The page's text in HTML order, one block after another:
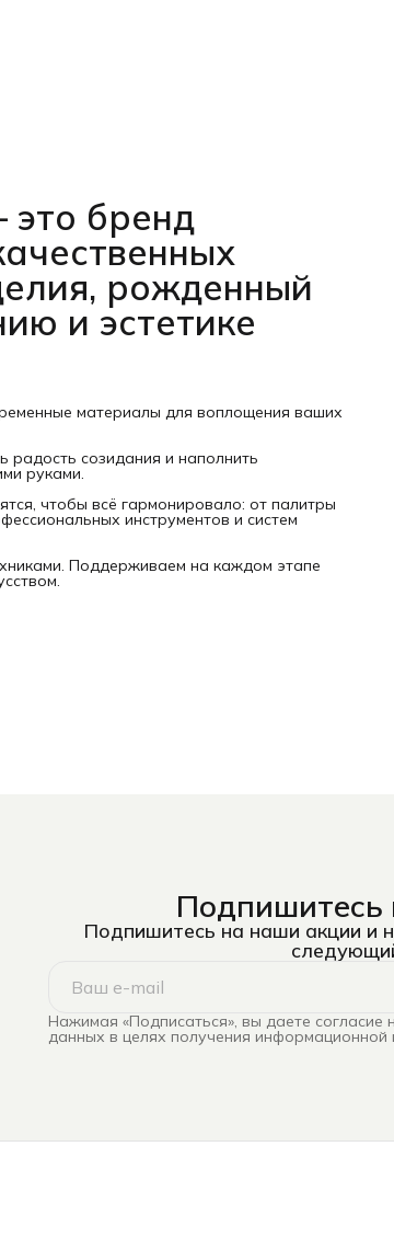
бренд
рожденный
и эстетике
материалы для воплощения ваших
радость созидания и наполнить
руками.
чтобы всё гармонировало: от палитры
инструментов и систем
Поддерживаем на каждом этапе
Подпишитесь
Подпишитесь на наши акции и
Нажимая «Подписаться», вы даете
данных в целях получения информационной